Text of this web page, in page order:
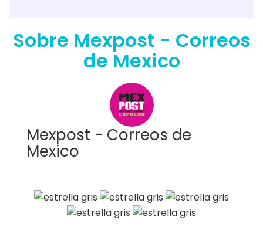
Sobre Mexpost - Correos
de Mexico
Mexpost - Correos de
Mexico